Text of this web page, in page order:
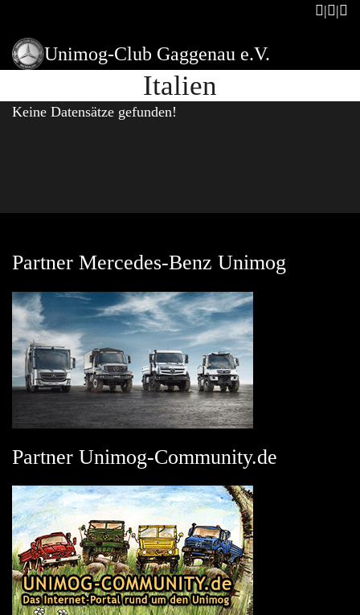
Unimog-Club Gaggenau e.V.
Italien
Keine Datensätze gefunden!
Partner Mercedes-Benz Unimog
Partner Unimog-Community.de